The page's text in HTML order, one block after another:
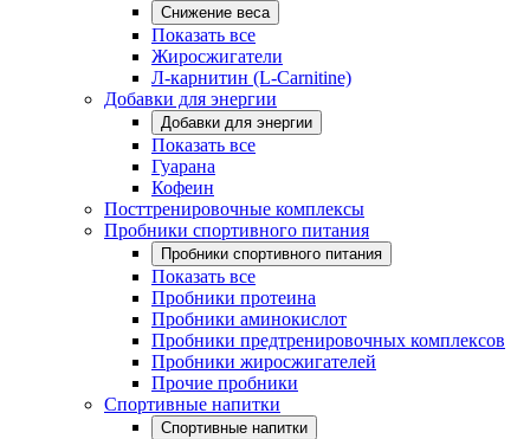
Снижение веса
Показать все
Жиросжигатели
Л-карнитин (L-Carnitine)
Добавки для энергии
Добавки для энергии
Показать все
Гуарана
Кофеин
Посттренировочные комплексы
Пробники спортивного питания
Пробники спортивного питания
Показать все
Пробники протеина
Пробники аминокислот
Пробники предтренировочных комплексов
Пробники жиросжигателей
Прочие пробники
Спортивные напитки
Спортивные напитки